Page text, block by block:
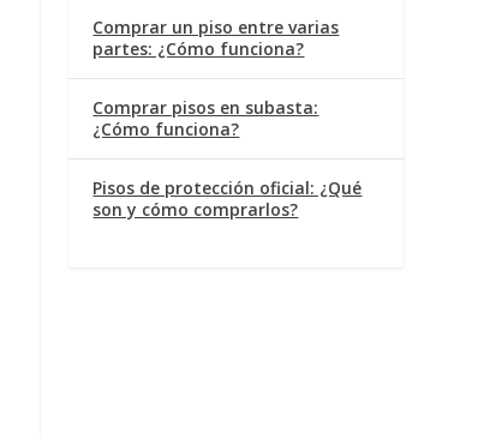
Comprar un piso entre varias
partes: ¿Cómo funciona?
Comprar pisos en subasta:
¿Cómo funciona?
Pisos de protección oficial: ¿Qué
son y cómo comprarlos?